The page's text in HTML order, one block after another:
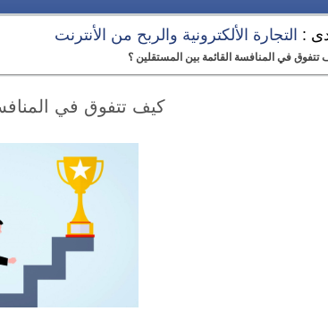
: التجارة الألكترونية والربح من الأنترنت
تتفوق في المنافسة القائمة بين المستقلين ؟
كيف تتفوق في